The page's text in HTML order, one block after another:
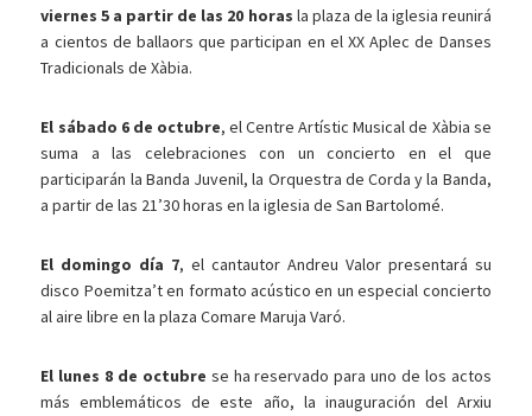
viernes 5 a partir de las 20 horas la plaza de la iglesia reunirá
a cientos de ballaors que participan en el XX Aplec de Danses
Tradicionals de Xàbia.
El sábado 6 de octubre, el Centre Artístic Musical de Xàbia se
suma a las celebraciones con un concierto en el que
participarán la Banda Juvenil, la Orquestra de Corda y la Banda,
a partir de las 21’30 horas en la iglesia de San Bartolomé.
El domingo día 7, el cantautor Andreu Valor presentará su
disco Poemitza’t en formato acústico en un especial concierto
al aire libre en la plaza Comare Maruja Varó.
El lunes 8 de octubre se ha reservado para uno de los actos
más emblemáticos de este año, la inauguración del Arxiu